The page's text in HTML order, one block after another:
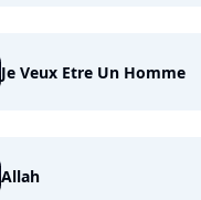
Je Veux Etre Un Homme
Allah